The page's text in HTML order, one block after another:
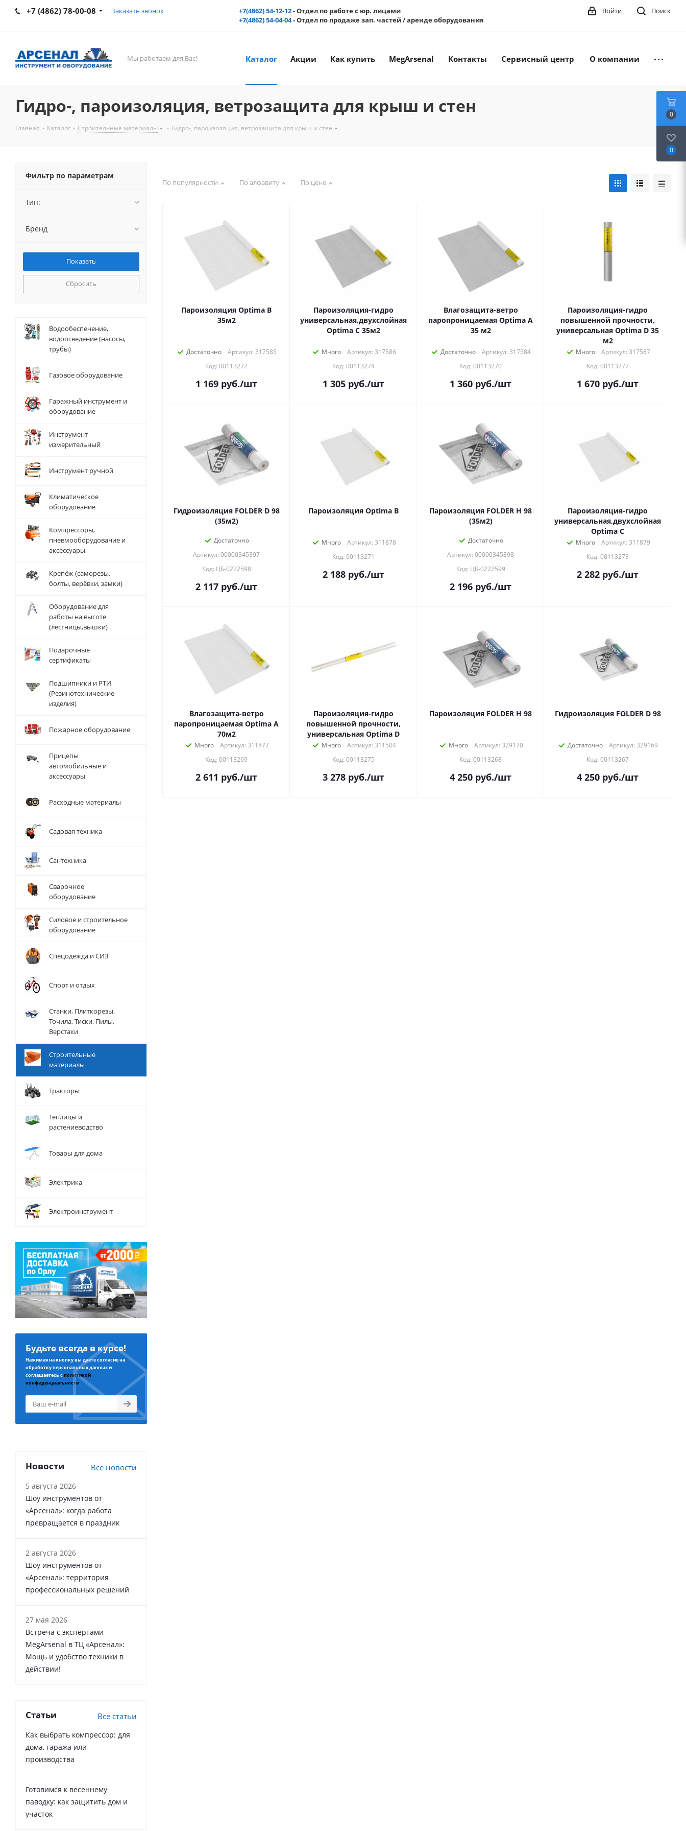
+7 (4862) 78-00-08 Заказать звонок +7(4862) 54-12-12- Отдел по работе с юр. лицами
+7(4862) 54-04-04- Отдел по продаже зап. частей / аренде оборудования
Поиск
Войти
Мы работаем для Вас! Каталог Акции Как купить MegArsenal Контакты Сервисный центр О компании
Гидро-, пароизоляция, ветрозащита для крыш и стен
Главная - Каталог - Строительные материалы - Гидро-, пароизоляция, ветрозащита для крыш и стен
По популярности По алфавиту По цене
Пароизоляция Optima В
35м2
Достаточно
Артикул: 317585
Код: 00113272
1 169 руб./шт
Пароизоляция-гидро
универсальная,двухслойная
Optima С 35м2
Много
Артикул: 317586
Код: 00113274
1 305 руб./шт
Влагозащита-ветро
паропроницаемая Optima A
35 м2
Достаточно
Артикул: 317584
Код: 00113270
1 360 руб./шт
Пароизоляция-гидро
повышенной прочности,
универсальная Optima D 35
м2
Много
Артикул: 317587
Код: 00113277
1 670 руб./шт
Гидроизоляция FOLDER D 98
(35м2)
Достаточно
Артикул: 00000345397
Код: ЦБ-0222598
2 117 руб./шт
Пароизоляция Optima В
Много
Артикул: 311878
Код: 00113271
2 188 руб./шт
Пароизоляция FOLDER Н 98
(35м2)
Достаточно
Артикул: 00000345398
Код: ЦБ-0222599
2 196 руб./шт
Пароизоляция-гидро
универсальная,двухслойная
Optima С
Много
Артикул: 311879
Код: 00113273
2 282 руб./шт
Влагозащита-ветро
паропроницаемая Optima A
70м2
Много
Артикул: 311877
Код: 00113269
2 611 руб./шт
Пароизоляция-гидро
повышенной прочности,
универсальная Optima D
Много
Артикул: 311504
Код: 00113275
3 278 руб./шт
Пароизоляция FOLDER Н 98
Много
Артикул: 329170
Код: 00113268
4 250 руб./шт
Гидроизоляция FOLDER D 98
Достаточно
Артикул: 329169
Код: 00113267
4 250 руб./шт
Фильтр по параметрам
Тип:
Бренд
Сбросить
Водообеспечение,
водоотведение (насосы,
трубы)
Газовое оборудование
Гаражный инструмент и
оборудование
Инструмент
измерительный
Инструмент ручной
Климатическое
оборудование
Компрессоры,
пневмооборудование и
аксессуары
Крепёж (саморезы,
болты, верёвки, замки)
Оборудование для
работы на высоте
(лестницы,вышки)
Подарочные
сертификаты
Подшипники и РТИ
(Резинотехнические
изделия)
Пожарное оборудование
Прицепы
автомобильные и
аксессуары
Расходные материалы
Садовая техника
Сантехника
Сварочное
оборудование
Силовое и строительное
оборудование
Спецодежда и СИЗ
Спорт и отдых
Станки, Плиткорезы,
Точила, Тиски, Пилы,
Верстаки
Строительные
материалы
Тракторы
Теплицы и
растениеводство
Товары для дома
Электрика
Электроинструмент
Будьте всегда в курсе!
Нажимая на кнопку вы даете согласие на
обработку персональных данных и
соглашаетесь сполитикой
конфиденциальности
Новости Все новости
5 августа 2026
Шоу инструментов от
«Арсенал»: когда работа
превращается в праздник
2 августа 2026
Шоу инструментов от
«Арсенал»: территория
профессиональных решений
27 мая 2026
Встреча с экспертами
MegArsenal в ТЦ «Арсенал»:
Мощь и удобство техники в
действии!
Статьи Все статьи
Как выбрать компрессор: для
дома, гаража или
производства
Готовимся к весеннему
паводку: как защитить дом и
участок
0
0